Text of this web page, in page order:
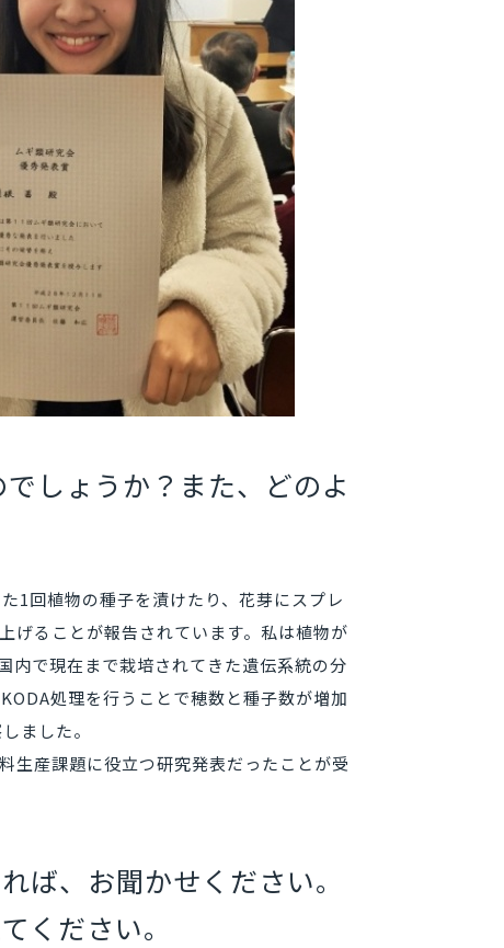
しょうか？また、どのよ
回植物の種子を漬けたり、花芽にスプレ
げることが報告されています。私は植物が
内で現在まで栽培されてきた遺伝系統の分
処理を行うことで穂数と種子数が増加
ました。
生産課題に役立つ研究発表だったことが受
ば、お聞かせください。
ください。